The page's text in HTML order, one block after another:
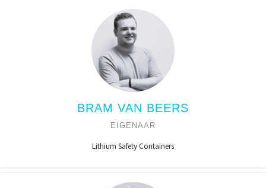
BRAM VAN BEERS
EIGENAAR
Lithium Safety Containers